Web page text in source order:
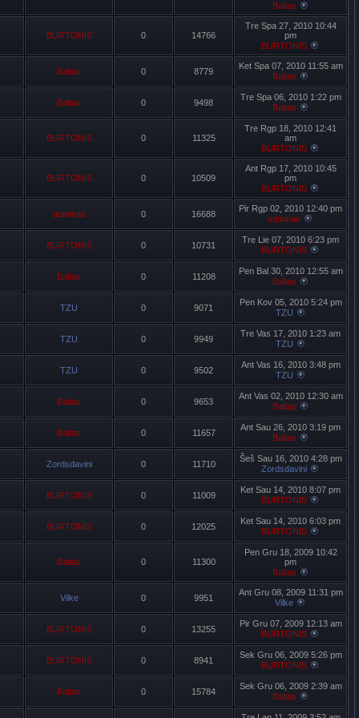
Baltas
BURTONIS 0 14766
Tre Spa 27, 2010 10:44
pm
BURTONIS
Baltas 0 8779
Ket Spa 07, 2010 11:55 am
Baltas
Baltas 0 9498
Tre Spa 06, 2010 1:22 pm
Baltas
BURTONIS 0 11325
Tre Rgp 18, 2010 12:41
am
BURTONIS
BURTONIS 0 10509
Ant Rgp 17, 2010 10:45
pm
BURTONIS
adminas 0 16688
Pir Rgp 02, 2010 12:40 pm
adminas
BURTONIS 0 10731
Tre Lie 07, 2010 6:23 pm
BURTONIS
Baltas 0 11208
Pen Bal 30, 2010 12:55 am
Baltas
TZU 0 9071
Pen Kov 05, 2010 5:24 pm
TZU
TZU 0 9949
Tre Vas 17, 2010 1:23 am
TZU
TZU 0 9502
Ant Vas 16, 2010 3:48 pm
TZU
Baltas 0 9653
Ant Vas 02, 2010 12:30 am
Baltas
Baltas 0 11657
Ant Sau 26, 2010 3:19 pm
Baltas
Zordsdavini 0 11710
Šeš Sau 16, 2010 4:28 pm
Zordsdavini
BURTONIS 0 11009
Ket Sau 14, 2010 8:07 pm
BURTONIS
BURTONIS 0 12025
Ket Sau 14, 2010 6:03 pm
BURTONIS
Baltas 0 11300
Pen Gru 18, 2009 10:42
pm
Baltas
Vilke 0 9951
Ant Gru 08, 2009 11:31 pm
Vilke
BURTONIS 0 13255
Pir Gru 07, 2009 12:13 am
BURTONIS
BURTONIS 0 8941
Sek Gru 06, 2009 5:26 pm
BURTONIS
Baltas 0 15784
Sek Gru 06, 2009 2:39 am
Baltas